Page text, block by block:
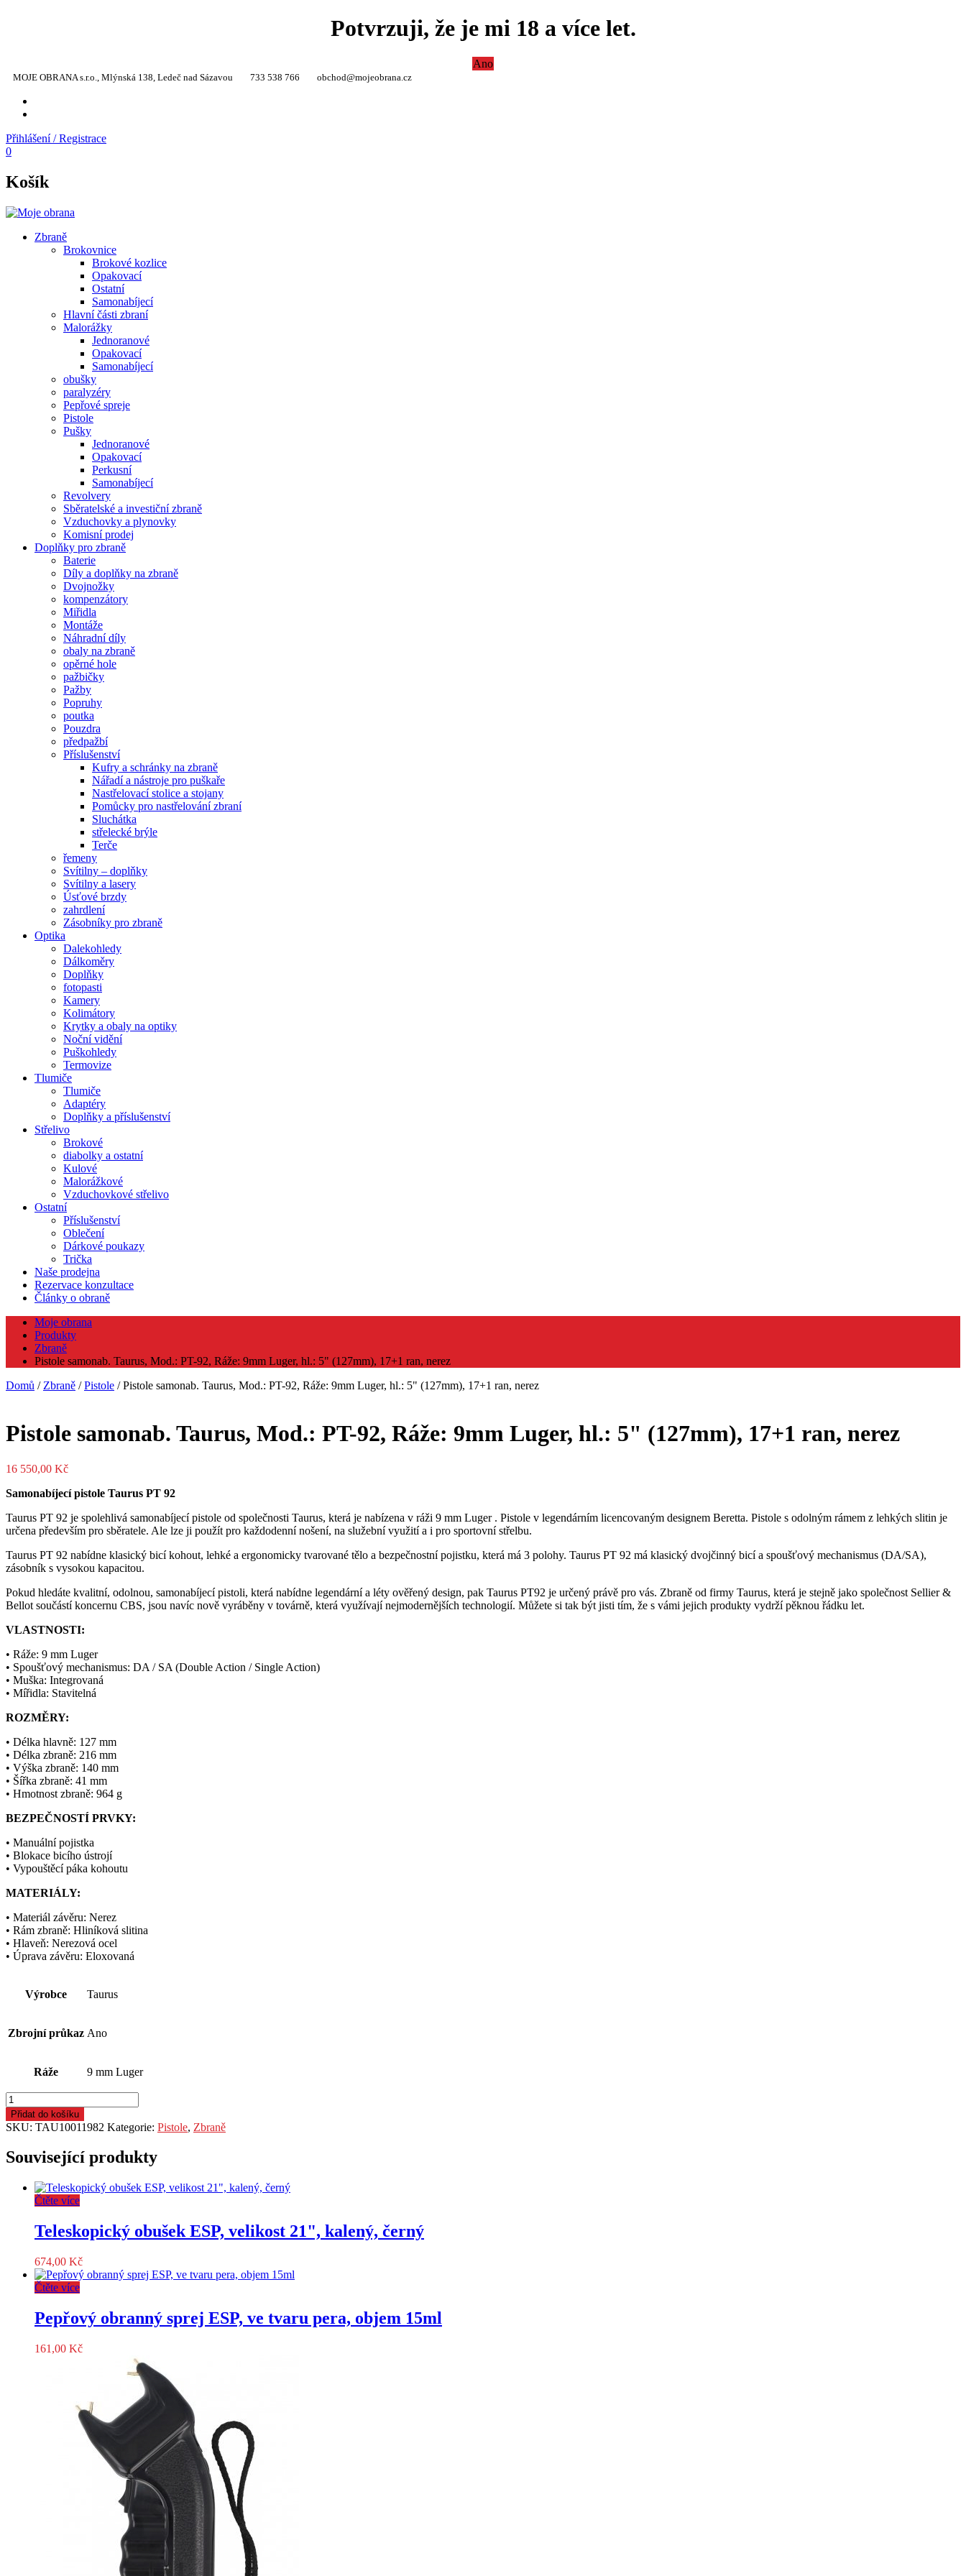
Potvrzuji, že je mi 18 a více let.
Ano
MOJE OBRANA s.r.o., Mlýnská 138, Ledeč nad Sázavou 733 538 766 obchod@mojeobrana.cz
Přihlášení / Registrace
0
Košík
Zbraně
Brokovnice
Brokové kozlice
Opakovací
Ostatní
Samonabíjecí
Hlavní části zbraní
Malorážky
Jednoranové
Opakovací
Samonabíjecí
obušky
paralyzéry
Pepřové spreje
Pistole
Pušky
Jednoranové
Opakovací
Perkusní
Samonabíjecí
Revolvery
Sběratelské a investiční zbraně
Vzduchovky a plynovky
Komisní prodej
Doplňky pro zbraně
Baterie
Díly a doplňky na zbraně
Dvojnožky
kompenzátory
Miřidla
Montáže
Náhradní díly
obaly na zbraně
opěrné hole
pažbičky
Pažby
Popruhy
poutka
Pouzdra
předpažbí
Příslušenství
Kufry a schránky na zbraně
Nářadí a nástroje pro puškaře
Nastřelovací stolice a stojany
Pomůcky pro nastřelování zbraní
Sluchátka
střelecké brýle
Terče
řemeny
Svítilny – doplňky
Svítilny a lasery
Úsťové brzdy
zahrdlení
Zásobníky pro zbraně
Optika
Dalekohledy
Dálkoměry
Doplňky
fotopasti
Kamery
Kolimátory
Krytky a obaly na optiky
Noční vidění
Puškohledy
Termovize
Tlumiče
Tlumiče
Adaptéry
Doplňky a příslušenství
Střelivo
Brokové
diabolky a ostatní
Kulové
Malorážkové
Vzduchovkové střelivo
Ostatní
Příslušenství
Oblečení
Dárkové poukazy
Trička
Naše prodejna
Rezervace konzultace
Články o obraně
Moje obrana
Produkty
Zbraně
Pistole samonab. Taurus, Mod.: PT-92, Ráže: 9mm Luger, hl.: 5" (127mm), 17+1 ran, nerez
Domů / Zbraně /Pistole / Pistole samonab. Taurus, Mod.: PT-92, Ráže: 9mm Luger, hl.: 5" (127mm), 17+1 ran, nerez
Pistole samonab. Taurus, Mod.: PT-92, Ráže: 9mm Luger, hl.: 5" (127mm), 17+1 ran, nerez
16 550,00 Kč
Samonabíjecí pistole Taurus PT 92
Taurus PT 92 je spolehlivá samonabíjecí pistole od společnosti Taurus, která je nabízena v ráži 9 mm Luger . Pistole v legendárním licencovaným designem Beretta. Pistole s odolným rámem z lehkých slitin je
určena především pro sběratele. Ale lze ji použít pro každodenní nošení, na služební využití a i pro sportovní střelbu.
Taurus PT 92 nabídne klasický bicí kohout, lehké a ergonomicky tvarované tělo a bezpečnostní pojistku, která má 3 polohy. Taurus PT 92 má klasický dvojčinný bicí a spoušťový mechanismus (DA/SA),
zásobník s vysokou kapacitou.
Pokud hledáte kvalitní, odolnou, samonabíjecí pistoli, která nabídne legendární a léty ověřený design, pak Taurus PT92 je určený právě pro vás. Zbraně od firmy Taurus, která je stejně jako společnost Sellier &
Bellot součástí koncernu CBS, jsou navíc nově vyráběny v továrně, která využívají nejmodernějších technologií. Můžete si tak být jisti tím, že s vámi jejich produkty vydrží pěknou řádku let.
VLASTNOSTI:
• Ráže: 9 mm Luger
• Spoušťový mechanismus: DA / SA (Double Action / Single Action)
• Muška: Integrovaná
• Mířidla: Stavitelná
ROZMĚRY:
• Délka hlavně: 127 mm
• Délka zbraně: 216 mm
• Výška zbraně: 140 mm
• Šířka zbraně: 41 mm
• Hmotnost zbraně: 964 g
BEZPEČNOSTÍ PRVKY:
• Manuální pojistka
• Blokace bicího ústrojí
• Vypouštěcí páka kohoutu
MATERIÁLY:
• Materiál závěru: Nerez
• Rám zbraně: Hliníková slitina
• Hlaveň: Nerezová ocel
• Úprava závěru: Eloxovaná
Výrobce Taurus
Zbrojní průkaz Ano
Ráže 9 mm Luger
Pistole
samonab.
Taurus,
PT-
92,
9mm
(127mm),
nerez
množství
Přidat do košíku
SKU: TAU10011982 Kategorie: Pistole, Zbraně
Související produkty
Čtěte více
Teleskopický obušek ESP, velikost 21", kalený, černý
674,00 Kč
Čtěte více
Pepřový obranný sprej ESP, ve tvaru pera, objem 15ml
161,00 Kč